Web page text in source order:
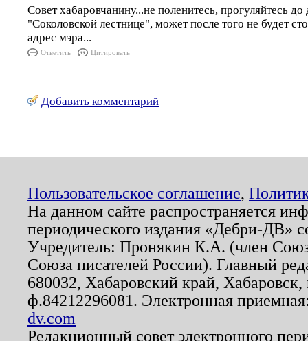
Совет хабаровчанину...не поленитесь, прогуляйтесь
"Соколовской лестнице", может после того не будет
адрес мэра...
Ответить Цитировать
Добавить комментарий
Пользовательское соглашение,
На данном сайте распространяется
периодического издания «Дебри-ДВ»
Учредитель: Пронякин К.А. (член
Союза писателей России). Главный
680032, Хабаровский край,
ф.84212296081. Электронная
dv.com
Редакционный совет электронного